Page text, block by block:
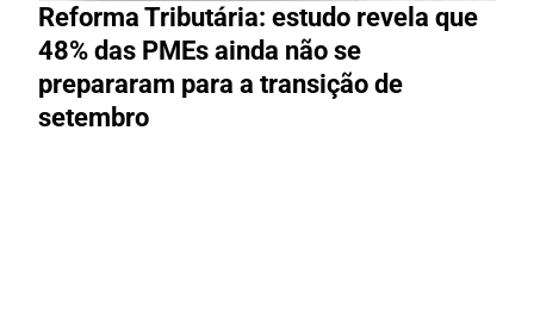
Reforma Tributária: estudo revela que
48% das PMEs ainda não se
prepararam para a transição de
setembro